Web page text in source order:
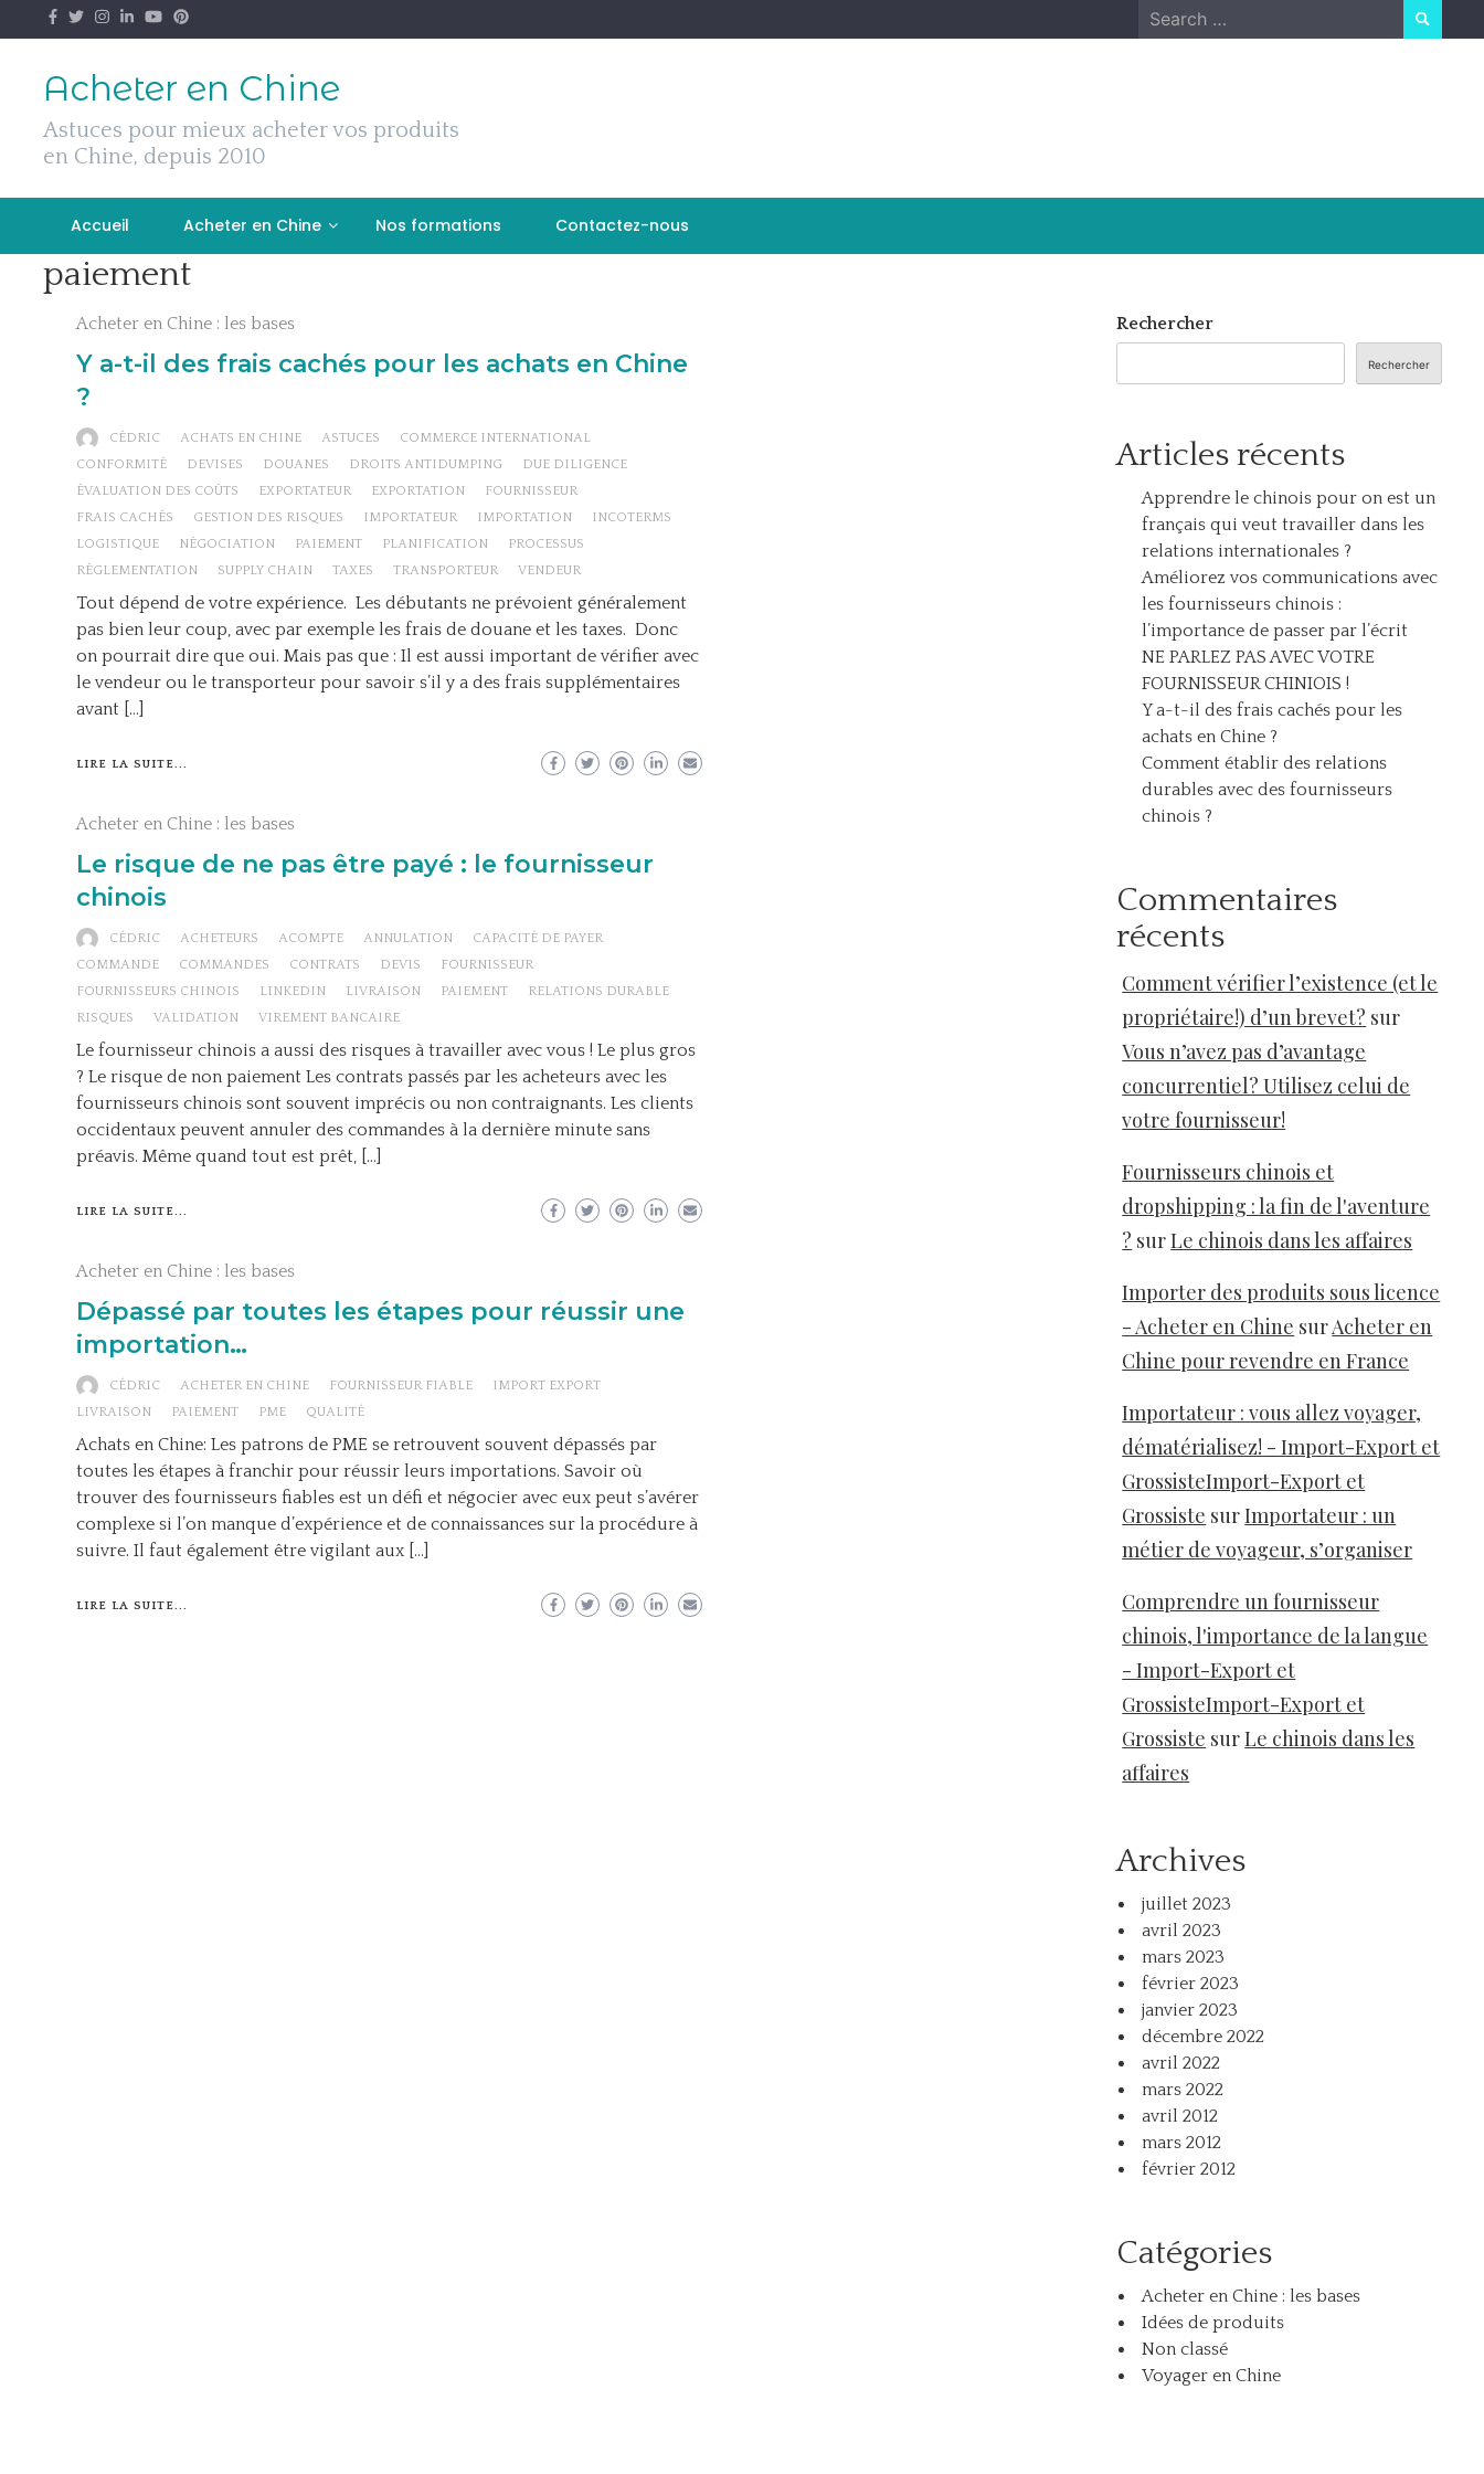
to
Search
for:
Acheter en Chine
Astuces pour mieux acheter vos produits
en Chine, depuis 2010
Accueil Acheter en Chine Nos formations Contactez-nous
paiement
Acheter en Chine : les bases
Y a-t-il des frais cachés pour les achats en Chine
?
CÉDRIC ACHATS EN CHINE ASTUCES
COMMERCE INTERNATIONAL
CONFORMITÉ
DEVISES DOUANES DROITS ANTIDUMPING
DUE DILIGENCE
ÉVALUATION DES COÛTS
EXPORTATEUR EXPORTATION
FOURNISSEUR
FRAIS CACHÉS
GESTION DES RISQUES IMPORTATEUR IMPORTATION
INCOTERMS
LOGISTIQUE
NÉGOCIATION PAIEMENT PLANIFICATION
PROCESSUS
RÉGLEMENTATION
SUPPLY CHAIN TAXES TRANSPORTEUR VENDEUR
Tout dépend de votre expérience. Les débutants ne prévoient généralement
pas bien leur coup, avec par exemple les frais de douane et les taxes. Donc
on pourrait dire que oui. Mais pas que : Il est aussi important de vérifier avec
le vendeur ou le transporteur pour savoir s’il y a des frais supplémentaires
avant […]
LIRE LA SUITE...
Acheter en Chine : les bases
Le risque de ne pas être payé : le fournisseur
chinois
CÉDRIC ACHETEURS ACOMPTE ANNULATION
CAPACITÉ DE PAYER
COMMANDE
COMMANDES CONTRATS DEVIS
FOURNISSEUR
FOURNISSEURS CHINOIS
LINKEDIN LIVRAISON PAIEMENT
RELATIONS DURABLE
RISQUES
VALIDATION VIREMENT BANCAIRE
Le fournisseur chinois a aussi des risques à travailler avec vous ! Le plus gros
? Le risque de non paiement Les contrats passés par les acheteurs avec les
fournisseurs chinois sont souvent imprécis ou non contraignants. Les clients
occidentaux peuvent annuler des commandes à la dernière minute sans
préavis. Même quand tout est prêt, […]
LIRE LA SUITE...
Acheter en Chine : les bases
Dépassé par toutes les étapes pour réussir une
importation…
CÉDRIC ACHETER EN CHINE FOURNISSEUR FIABLE
IMPORT EXPORT
LIVRAISON
PAIEMENT PME QUALITÉ
Achats en Chine: Les patrons de PME se retrouvent souvent dépassés par
toutes les étapes à franchir pour réussir leurs importations. Savoir où
trouver des fournisseurs fiables est un défi et négocier avec eux peut s’avérer
complexe si l’on manque d’expérience et de connaissances sur la procédure à
suivre. Il faut également être vigilant aux […]
LIRE LA SUITE...
Rechercher
Rechercher
Articles récents
Apprendre le chinois pour on est un
français qui veut travailler dans les
relations internationales ?
Améliorez vos communications avec
les fournisseurs chinois :
l’importance de passer par l’écrit
NE PARLEZ PAS AVEC VOTRE
FOURNISSEUR CHINIOIS !
Y a-t-il des frais cachés pour les
achats en Chine ?
Comment établir des relations
durables avec des fournisseurs
chinois ?
Commentaires
récents
Comment vérifier l’existence (et le
propriétaire!) d’un brevet? sur
Vous n’avez pas d’avantage
concurrentiel? Utilisez celui de
votre fournisseur!
Fournisseurs chinois et
dropshipping : la fin de l'aventure
? surLe chinois dans les affaires
Importer des produits sous licence
- Acheter en Chine surAcheter en
Chine pour revendre en France
Importateur : vous allez voyager,
dématérialisez! - Import-Export et
GrossisteImport-Export et
Grossiste surImportateur : un
métier de voyageur, s’organiser
Comprendre un fournisseur
chinois, l'importance de la langue
- Import-Export et
GrossisteImport-Export et
Grossiste surLe chinois dans les
affaires
Archives
juillet 2023
avril 2023
mars 2023
février 2023
janvier 2023
décembre 2022
avril 2022
mars 2022
avril 2012
mars 2012
février 2012
Catégories
Acheter en Chine : les bases
Idées de produits
Non classé
Voyager en Chine